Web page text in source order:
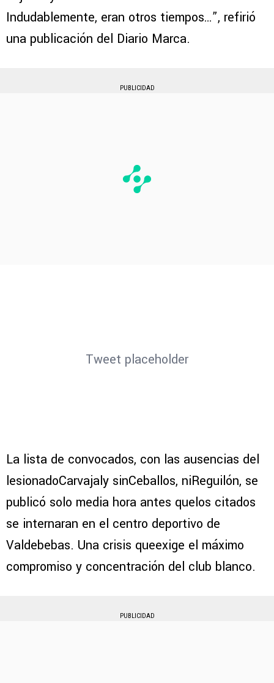
Indudablemente, eran otros tiempos…”, refirió
una publicación del Diario Marca.
PUBLICIDAD
Tweet placeholder
La lista de convocados, con las ausencias del
lesionadoCarvajaly sinCeballos, niReguilón, se
publicó solo media hora antes quelos citados
se internaran en el centro deportivo de
Valdebebas. Una crisis queexige el máximo
compromiso y concentración del club blanco.
PUBLICIDAD